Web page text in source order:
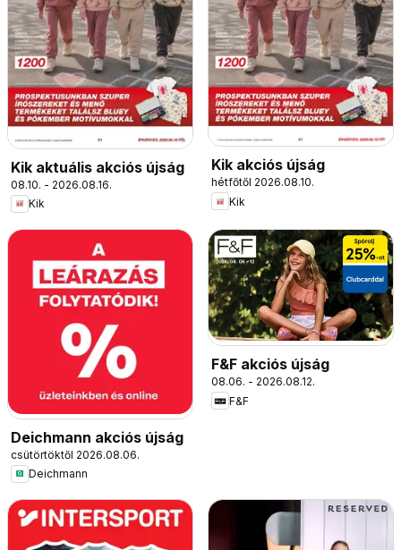
Kik aktuális akciós újság
08.10. - 2026.08.16.
Kik
Kik akciós újság
hétfőtől 2026.08.10.
Kik
Deichmann akciós újság
csütörtöktől 2026.08.06.
Deichmann
F&F akciós újság
08.06. - 2026.08.12.
F&F